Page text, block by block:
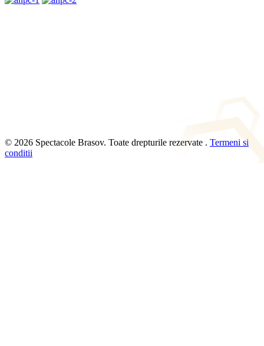
© 2026 Spectacole Brasov. Toate drepturile rezervate . Termeni si
conditii